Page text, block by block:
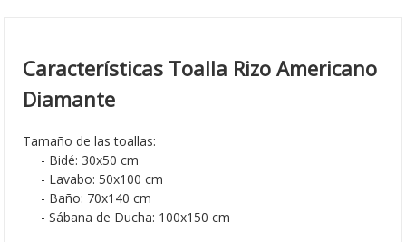
Características Toalla Rizo Americano
Diamante
Tamaño de las toallas:
- Bidé: 30x50 cm
- Lavabo: 50x100 cm
- Baño: 70x140 cm
- Sábana de Ducha: 100x150 cm